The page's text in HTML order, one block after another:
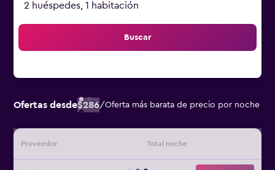
2 huéspedes, 1 habitación
Buscar
Ofertas desde$286/Oferta más barata de precio por noche
Proveedor Total noche